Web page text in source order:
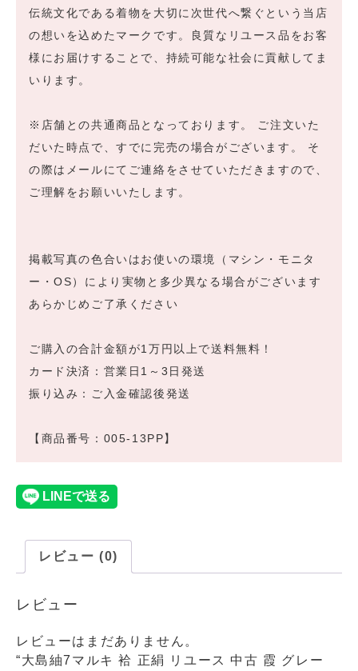
伝統文化である着物を大切に次世代へ繋ぐという当店
の想いを込めたマークです。良質なリユース品をお客
様にお届けすることで、持続可能な社会に貢献してま
いります。
※店舗との共通商品となっております。 ご注文いた
だいた時点で、すでに完売の場合がございます。 そ
の際はメールにてご連絡をさせていただきますので、
ご理解をお願いいたします。
掲載写真の色合いはお使いの環境（マシン・モニタ
ー・OS）により実物と多少異なる場合がございます
あらかじめご了承ください
ご購入の合計金額が1万円以上で送料無料！
カード決済：営業日1～3日発送
振り込み：ご入金確認後発送
【商品番号：005-13PP】
レビュー (0)
レビュー
レビューはまだありません。
“大島紬7マルキ 袷 正絹 リユース 中古 霞 グレー